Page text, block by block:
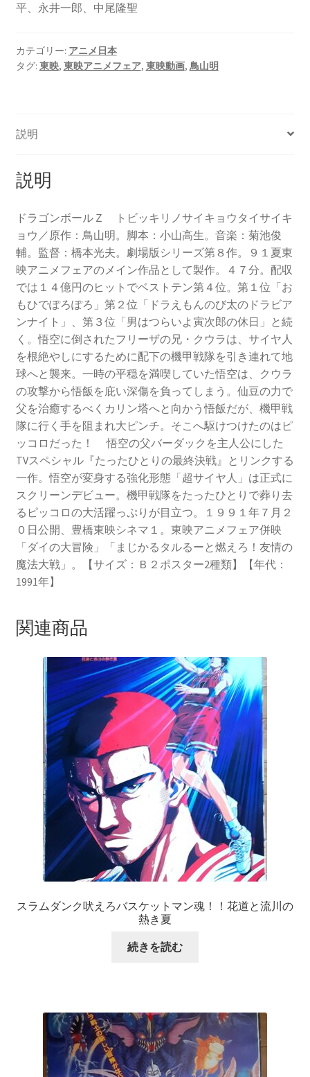
平、永井一郎、中尾隆聖
カテゴリー: アニメ日本
タグ: 東映, 東映アニメフェア, 東映動画, 鳥山明
説明
説明
ドラゴンボールＺ トビッキリノサイキョウタイサイキ
ョウ／原作：鳥山明。脚本：小山高生。音楽：菊池俊
輔。監督：橋本光夫。劇場版シリーズ第８作。９１夏東
映アニメフェアのメイン作品として製作。４７分。配収
では１４億円のヒットでベストテン第４位。第１位「お
もひでぽろぽろ」第２位「ドラえもんのび太のドラビア
ンナイト」、第３位「男はつらいよ寅次郎の休日」と続
く。悟空に倒されたフリーザの兄・クウラは、サイヤ人
を根絶やしにするために配下の機甲戦隊を引き連れて地
球へと襲来。一時の平穏を満喫していた悟空は、クウラ
の攻撃から悟飯を庇い深傷を負ってしまう。仙豆の力で
父を治癒するべくカリン塔へと向かう悟飯だが、機甲戦
隊に行く手を阻まれ大ピンチ。そこへ駆けつけたのはピ
ッコロだった！ 悟空の父バーダックを主人公にした
TVスペシャル『たったひとりの最終決戦』とリンクする
一作。悟空が変身する強化形態「超サイヤ人」は正式に
スクリーンデビュー。機甲戦隊をたったひとりで葬り去
るピッコロの大活躍っぷりが目立つ。１９９１年７月２
０日公開、豊橋東映シネマ１。東映アニメフェア併映
「ダイの大冒険」「まじかるタルるーと燃えろ！友情の
魔法大戦」。【サイズ：Ｂ２ポスター2種類】【年代：
1991年】
関連商品
スラムダンク吠えろバスケットマン魂！！花道と流川の
熱き夏
続きを読む